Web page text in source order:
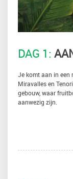
DAG 1:
Je komt aan in een
Miravalles en
gebouw, waar
aanwezig zijn.